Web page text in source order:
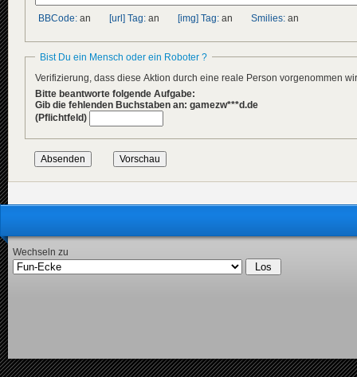
BBCode: an [url] Tag: an [img] Tag: an Smilies: an
Bist Du ein Mensch oder ein Roboter ?
Verifizierung, dass diese Aktion durch eine reale Person vorgenommen
Bitte beantworte folgende Aufgabe:
Gib die fehlenden Buchstaben an: gamezw***d.de
(Pflichtfeld)
Wechseln zu